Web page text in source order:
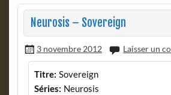
Neurosis – Sovereign
3 novembre 2012 Laisser un
Titre: Sovereign
Séries: Neurosis